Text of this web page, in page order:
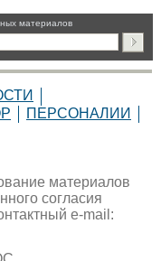
материалов
ПЕРСОНАЛИИ
материалов
согласия
e-mail: